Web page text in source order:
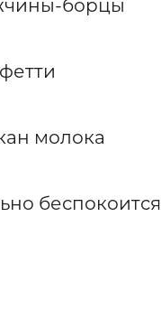
борцы
молока
беспокоится